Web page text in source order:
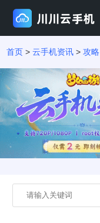
首页 >云手机资讯 >攻略